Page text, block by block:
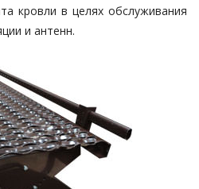
кровли в целях обслуживания
и антенн.